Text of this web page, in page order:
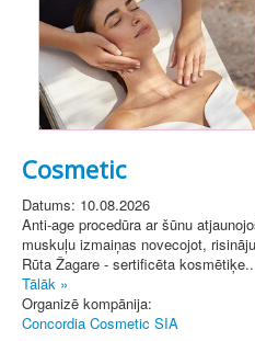
Cosmetic
Datums: 10.08.2026
Anti-age procedūra ar šūnu
muskuļu izmaiņas novecojot,
Rūta Žagare - sertificēta
Tālāk »
Organizē kompānija:
Concordia Cosmetic SIA